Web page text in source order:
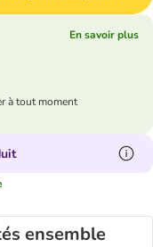
En savoir plus
à tout moment
ensemble